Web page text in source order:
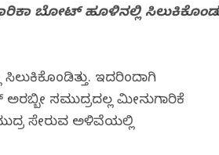
ಬೋಟ್ ಹೂಳಿನಲ್ಲಿ
ಇದರಿಂದಾಗಿ‌
ಸಮುದ್ರದಲ್ಲ ಮೀನುಗಾರಿಕೆ
ಸೇರುವ ಅಳಿವೆಯಲ್ಲಿ